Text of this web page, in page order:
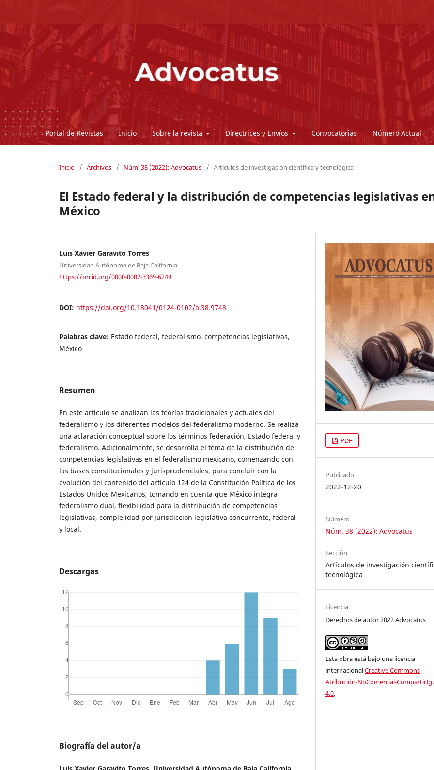
Portal de Revistas Inicio Sobre la revista Directrices y Envíos Convocatorias Número Actual
Inicio / Archivos / Núm. 38 (2022): Advocatus / Artículos de investigación científica y tecnológica
El Estado federal y la distribución de competencias legislativas
México
Luis Xavier Garavito Torres
Universidad Autónoma de Baja California
https://orcid.org/0000-0002-3369-6249
DOI: https://doi.org/10.18041/0124-0102/a.38.9748
Palabras clave: Estado federal, federalismo, competencias legislativas,
México
Resumen
En este artículo se analizan las teorías tradicionales y actuales del
federalismo y los diferentes modelos del federalismo moderno. Se realiza
una aclaración conceptual sobre los términos federación, Estado federal y
federalismo. Adicionalmente, se desarrolla el tema de la distribución de
competencias legislativas en el federalismo mexicano, comenzando con
las bases constitucionales y jurisprudenciales, para concluir con la
evolución del contenido del artículo 124 de la Constitución Política de los
Estados Unidos Mexicanos, tomando en cuenta que México integra
federalismo dual, flexibilidad para la distribución de competencias
legislativas, complejidad por jurisdicción legislativa concurrente, federal
y local.
Descargas
Biografía del autor/a
Luis Xavier Garavito Torres, Universidad Autónoma de Baja California
PDF
Publicado
2022-12-20
Número
Núm. 38 (2022): Advocatus
Sección
Artículos de investigación
tecnológica
Licencia
Derechos de autor 2022 Advocatus
Esta obra está bajo una licencia
internacionalCreative Commons
Atribución-NoComercial-
4.0.